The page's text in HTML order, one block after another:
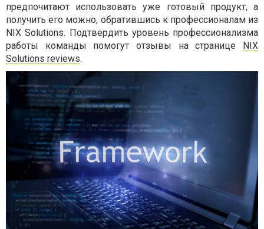
предпочитают использовать уже готовый продукт, а
получить его можно, обратившись к профессионалам из
NIX Solutions. Подтвердить уровень профессионализма
работы команды помогут отзывы на странице NIX
Solutions reviews.